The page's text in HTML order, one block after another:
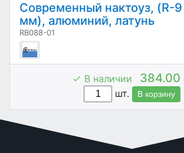
Современный нактоуз, (R-
мм), алюминий, латунь
RB088-01
В наличии 384.00
шт.
В корзину